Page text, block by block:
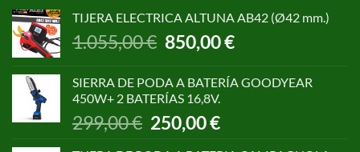
TIJERA ELECTRICA ALTUNA AB42 (Ø42 mm.)
1.055,00€ El
precio
era:
1.055,00 €.
850,00€El
precio
es:
SIERRA DE PODA A BATERÍA GOODYEAR
450W+ 2 BATERÍAS 16,8V.
299,00€ El
precio
250,00€El
precio